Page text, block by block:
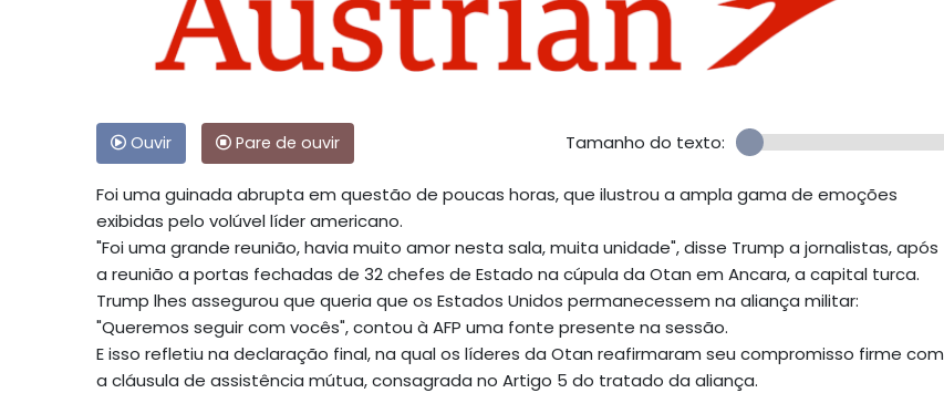
Ouvir Pare de ouvir Tamanho do texto:
Foi uma guinada abrupta em questão de poucas horas, que ilustrou a ampla gama de emoções
exibidas pelo volúvel líder americano.
"Foi uma grande reunião, havia muito amor nesta sala, muita unidade", disse Trump a jornalistas, após
a reunião a portas fechadas de 32 chefes de Estado na cúpula da Otan em Ancara, a capital turca.
Trump lhes assegurou que queria que os Estados Unidos permanecessem na aliança militar:
"Queremos seguir com vocês", contou à AFP uma fonte presente na sessão.
E isso refletiu na declaração final, na qual os líderes da Otan reafirmaram seu compromisso firme com
a cláusula de assistência mútua, consagrada no Artigo 5 do tratado da aliança.